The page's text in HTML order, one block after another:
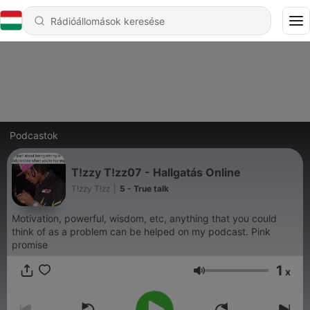
Podcastok
T!zzy T!zz07 - Hallgatás Online
T!zzy T!zz 5 - True talk
Motivation, powerful, wisdom, etc, anything that you could
think of as a problem can be helped on my podcast. Pink
promise
Hangerő 1 x